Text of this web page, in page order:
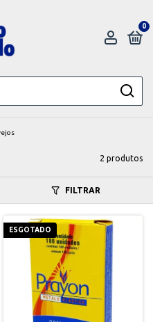
0
2 produtos
FILTRAR
ESGOTADO